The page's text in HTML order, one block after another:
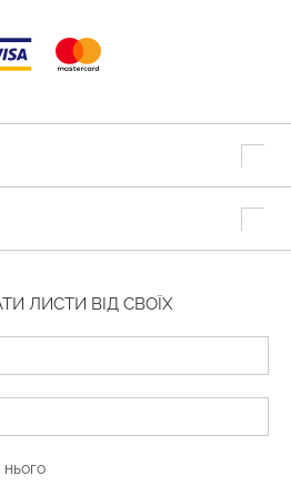
ЛИСТИ ВІД СВОЇХ